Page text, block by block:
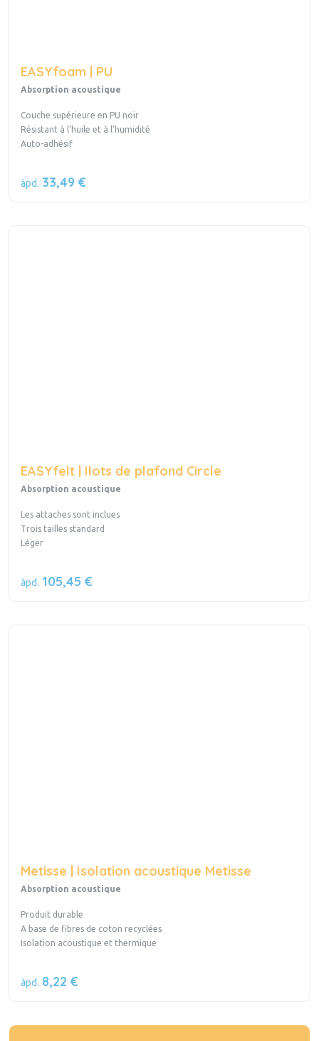
EASYfoam | PU
Absorption acoustique
Couche supérieure en PU noir
Résistant à l’huile et à l’humidité
Auto-adhésif
àpd. 33,49 €
EASYfelt | Ilots de plafond Circle
Absorption acoustique
Les attaches sont inclues
Trois tailles standard
Léger
àpd. 105,45 €
Metisse | Isolation acoustique Metisse
Absorption acoustique
Produit durable
A base de fibres de coton recyclées
Isolation acoustique et thermique
àpd. 8,22 €